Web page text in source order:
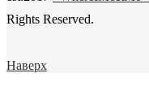
Rights Reserved.
Наверх